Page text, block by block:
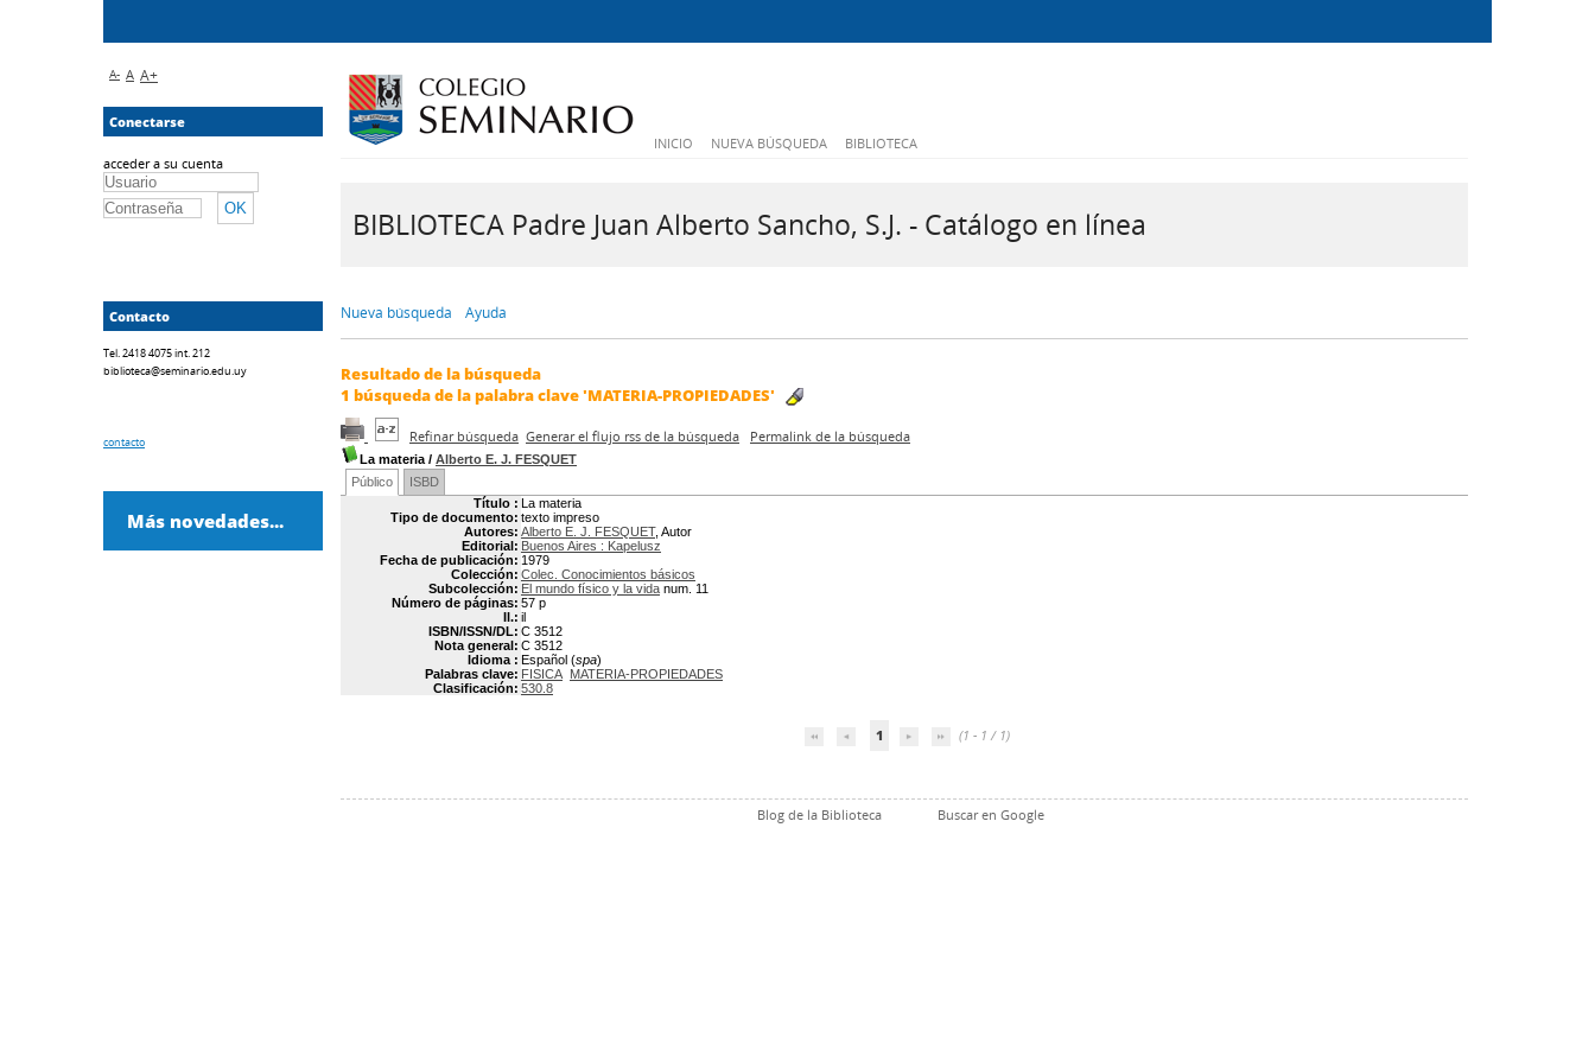
INICIO NUEVA BÚSQUEDA BIBLIOTECA
BIBLIOTECA Padre Juan Alberto Sancho, S.J. - Catálogo en línea
Nueva búsqueda Ayuda
Resultado de la búsqueda
1 búsqueda de la palabra clave'MATERIA-PROPIEDADES'
Refinar búsqueda Generar el flujo rss de la búsqueda Permalink de la búsqueda
La materia / Alberto E. J. FESQUET
Público
ISBD
Título : La materia
Tipo de documento: texto impreso
Autores: Alberto E. J. FESQUET, Autor
Editorial: Buenos Aires : Kapelusz
Fecha de publicación: 1979
Colección: Colec. Conocimientos básicos
Subcolección: El mundo físico y la vida num. 11
Número de páginas: 57 p
Il.: il
ISBN/ISSN/DL: C 3512
Nota general: C 3512
Idioma : Español (spa)
Palabras clave: FISICA MATERIA-PROPIEDADES
Clasificación: 530.8
1 (1 - 1 / 1)
Blog de la Biblioteca Buscar en Google
A- A A+
Conectarse
acceder a su cuenta
Contacto
Tel. 2418 4075 int. 212
biblioteca@seminario.edu.uy
contacto
Más novedades...